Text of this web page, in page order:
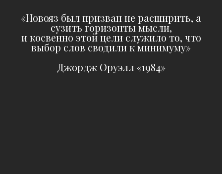
«Новояз был призван не расширить, а
сузить горизонты мысли,
и косвенно этой цели служило то, что
выбор слов сводили к минимуму»
Джордж Оруэлл «1984»